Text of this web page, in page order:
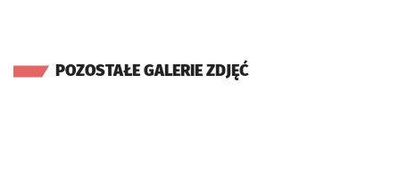
POZOSTAŁE GALERIE ZDJĘĆ